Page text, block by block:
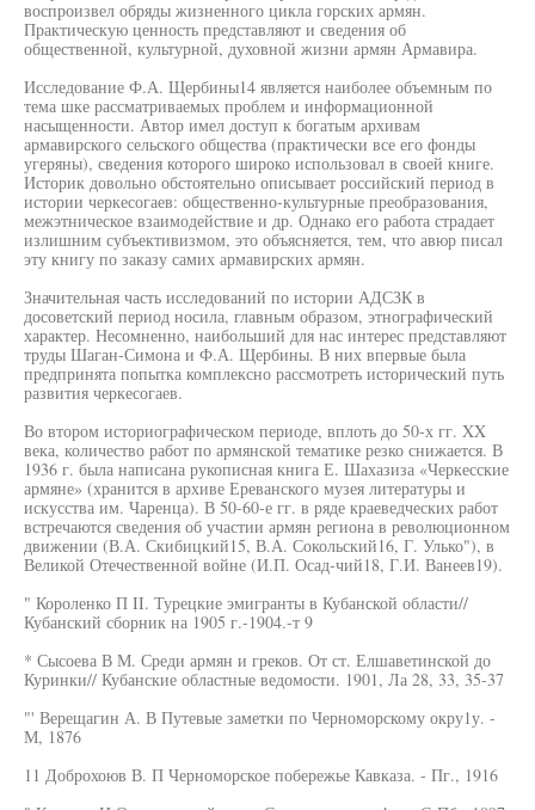
воспроизвел обряды жизненного цикла горских армян.
Практическую ценность представляют и сведения об
общественной, культурной, духовной жизни армян Армавира.
Исследование Ф.А. Щербины14 является наиболее объемным по
тема шке рассматриваемых проблем и информационной
насыщенности. Автор имел доступ к богатым архивам
армавирского сельского общества (практически все его фонды
угеряны), сведения которого широко использовал в своей книге.
Историк довольно обстоятельно описывает российский период в
истории черкесогаев: общественно-культурные преобразования,
межэтническое взаимодействие и др. Однако его работа страдает
излишним субъективизмом, это объясняется, тем, что авюр писал
эту книгу по заказу самих армавирских армян.
Значительная часть исследований по истории АДСЗК в
досоветский период носила, главным образом, этнографический
характер. Несомненно, наибольший для нас интерес представляют
труды Шаган-Симона и Ф.А. Щербины. В них впервые была
предпринята попытка комплексно рассмотреть исторический путь
развития черкесогаев.
Во втором историографическом периоде, вплоть до 50-х гг. XX
века, количество работ по армянской тематике резко снижается. В
1936 г. была написана рукописная книга Е. Шахазиза «Черкесские
армяне» (хранится в архиве Ереванского музея литературы и
искусства им. Чаренца). В 50-60-е гг. в ряде краеведческих работ
встречаются сведения об участии армян региона в революционном
движении (В.А. Скибицкий15, В.А. Сокольский16, Г. Улько"), в
Великой Отечественной войне (И.П. Осад-чий18, Г.И. Ванеев19).
" Короленко П II. Турецкие эмигранты в Кубанской области//
Кубанский сборник на 1905 г.-1904.-т 9
* Сысоева В М. Среди армян и греков. От ст. Елшаветинской до
Куринки// Кубанские областные ведомости. 1901, Ла 28, 33, 35-37
"' Верещагин А. В Путевые заметки по Черноморскому окру1у. -
М, 1876
11 Доброхоюв В. П Черноморское побережье Кавказа. - Пг., 1916